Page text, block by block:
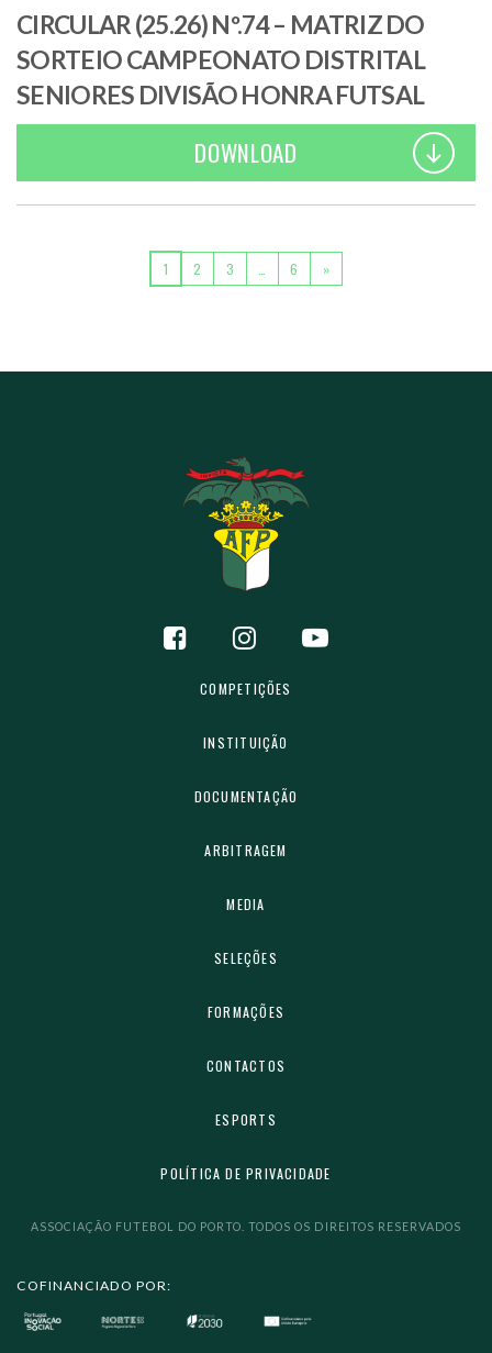
CIRCULAR (25.26) Nº.74 – MATRIZ DO
SORTEIO CAMPEONATO DISTRITAL
SENIORES DIVISÃO HONRA FUTSAL
DOWNLOAD
POSTS NAVIGATION
1 2 3 … 6 »
COMPETIÇÕES
INSTITUIÇÃO
DOCUMENTAÇÃO
ARBITRAGEM
MEDIA
SELEÇÕES
FORMAÇÕES
CONTACTOS
ESPORTS
POLÍTICA DE PRIVACIDADE
ASSOCIAÇÃO FUTEBOL DO PORTO. TODOS OS DIREITOS RESERVADOS
COFINANCIADO POR: